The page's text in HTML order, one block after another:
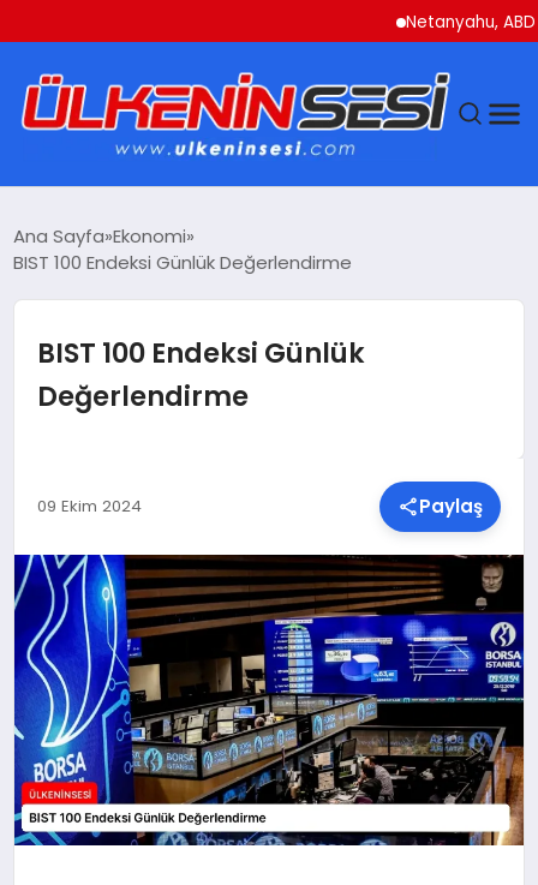
Netanyahu, ABD
GÜNDEM
MAGAZIN
SPOR
TEKNOLOJI
YAŞAM
MALATYA HABERLERI
Ana Sayfa Ekonomi
BIST 100 Endeksi Günlük Değerlendirme
BIST 100 Endeksi Günlük
Değerlendirme
09 Ekim 2024 Paylaş